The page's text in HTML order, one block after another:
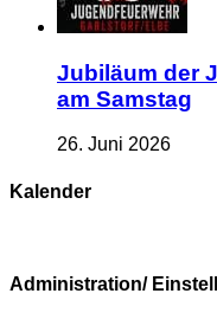
Jubiläum der
am Samstag
26. Juni 2026
Kalender
Administration/